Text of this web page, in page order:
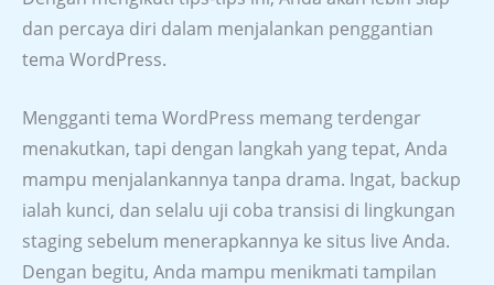
dan percaya diri dalam menjalankan penggantian
tema WordPress.
Mengganti tema WordPress memang terdengar
menakutkan, tapi dengan langkah yang tepat, Anda
mampu menjalankannya tanpa drama. Ingat, backup
ialah kunci, dan selalu uji coba transisi di lingkungan
staging sebelum menerapkannya ke situs live Anda.
Dengan begitu, Anda mampu menikmati tampilan